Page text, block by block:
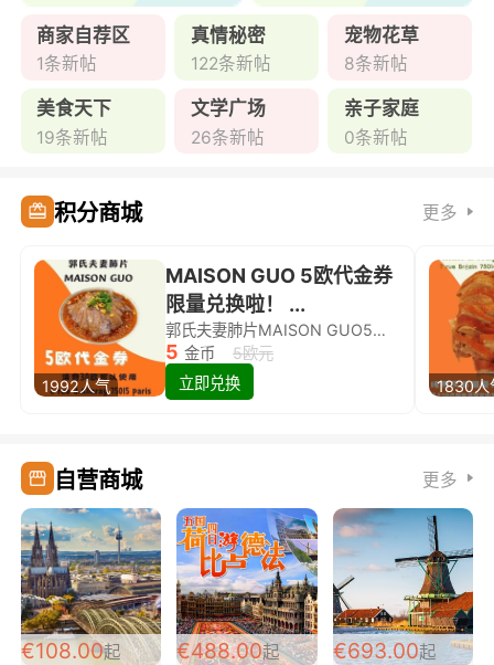
商家自荐区
1条新帖
真情秘密
122条新帖
宠物花草
8条新帖
美食天下
19条新帖
文学广场
26条新帖
亲子家庭
0条新帖
积分商城 更多
1992人气
MAISON GUO 5欧代金券
限量兑换啦！ ...
郭氏夫妻肺片MAISON GUO5欧代金券限量兑换啦！
5 金币
5欧元
立即兑换
1830人
自营商城 更多
€108.00起 €488.00起 €693.00起